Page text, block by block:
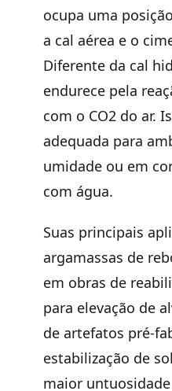
ocupa uma
a cal aérea e o
Diferente da cal
endurece pela
com o CO2 do ar.
adequada para
umidade ou em
com água.
Suas principais
argamassas de
em obras de
para elevação de
de artefatos pré-
estabilização de
maior